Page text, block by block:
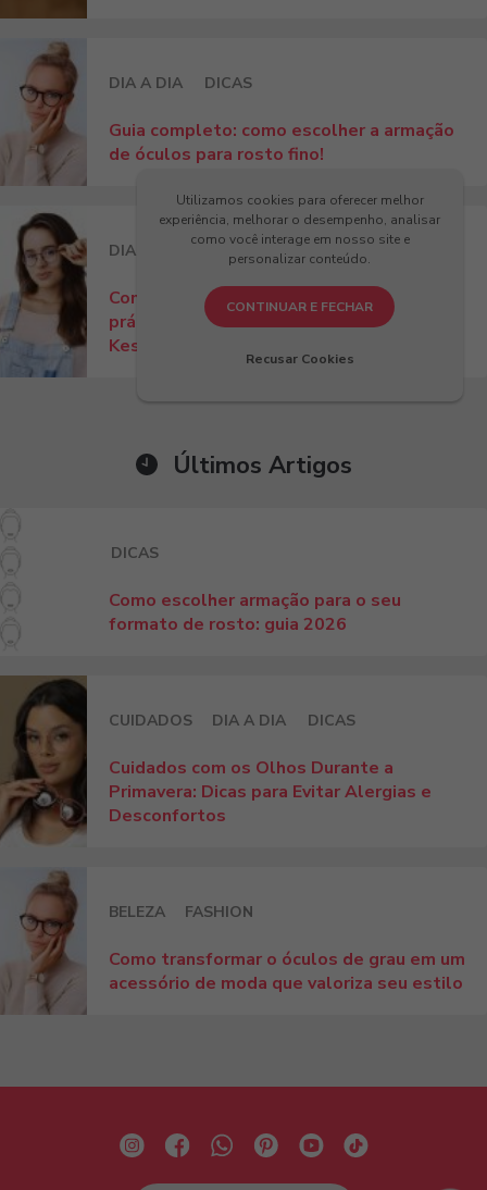
DIA A DIA DICAS
Guia completo: como escolher a armação
de óculos para rosto fino!
DIA A DIA
Como ajustar óculos no nariz? Dicas
práticas para conforto e estilo com
Kessy!
Últimos Artigos
DICAS
Como escolher armação para o seu
formato de rosto: guia 2026
CUIDADOS DIA A DIA DICAS
Cuidados com os Olhos Durante a
Primavera: Dicas para Evitar Alergias e
Desconfortos
BELEZA FASHION
Como transformar o óculos de grau em um
acessório de moda que valoriza seu estilo
Utilizamos cookies para oferecer melhor
experiência, melhorar o desempenho, analisar
como você interage em nosso site e
personalizar conteúdo.
CONTINUAR E FECHAR
Recusar Cookies